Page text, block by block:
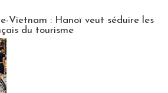
Vietnam : Hanoï veut séduire les
du tourisme